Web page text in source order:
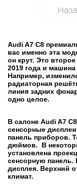
Audi A7 C8
вас именно эта
он крут. Это
2019 года и
Например,
радиаторная
линия задних
одно целое.
В салоне Audi A7
сенсорные
панель приборов.
дюймов. В
установлена
сенсорную панель.
дисплея. Верхний
климат.